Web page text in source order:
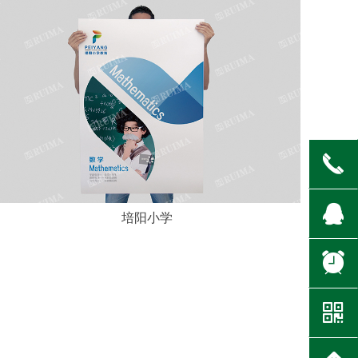
培阳小学
끅
뀩
뀥
낃